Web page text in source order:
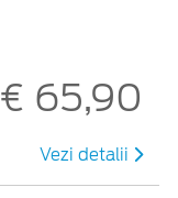
€ 65,90
Vezi detalii